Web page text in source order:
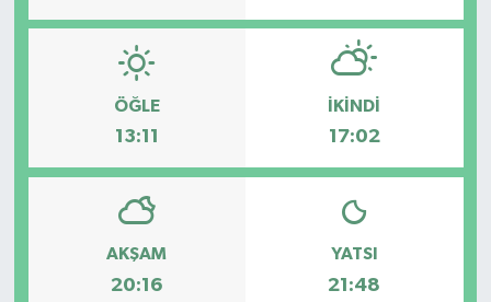
ÖĞLE
13:11
İKINDI
17:02
AKŞAM
20:16
YATSI
21:48